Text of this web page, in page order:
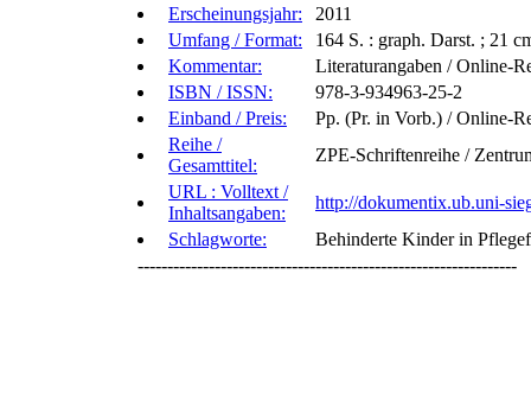
Erscheinungsjahr:
2011
Umfang / Format:
164 S. : graph. Darst. ; 21
Kommentar:
Literaturangaben / Online-
ISBN / ISSN:
978-3-934963-25-2
Einband / Preis:
Pp. (Pr. in Vorb.) / Online-
Reihe /
Gesamttitel:
ZPE-Schriftenreihe /
URL : Volltext /
Inhaltsangaben:
http://dokumentix.ub.uni-
Schlagworte:
Behinderte Kinder in
----------------------------------------------------------------